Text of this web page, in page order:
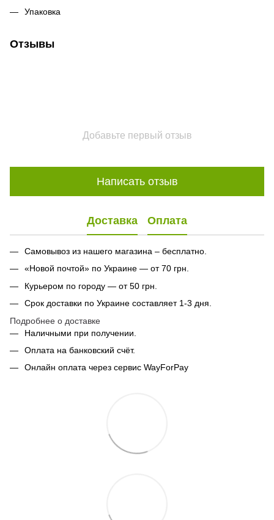
Упаковка
Отзывы
Добавьте первый отзыв
Написать отзыв
Доставка Оплата
Самовывоз из нашего магазина – бесплатно.
«Новой почтой» по Украине — от 70 грн.
Курьером по городу — от 50 грн.
Срок доставки по Украине составляет 1-3 дня.
Подробнее о доставке
Наличными при получении.
Оплата на банковский счёт.
Онлайн оплата через сервис WayForPay